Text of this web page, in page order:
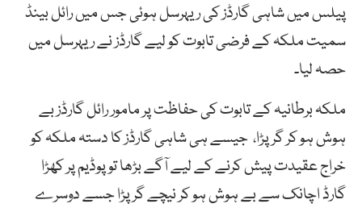
پیلس میں شاہی گارڈز کی ریہرسل ہوئی جس میں رائل بینڈ
سمیت ملکہ کے فرضی تابوت کو لیے گارڈز نے ریہرسل میں
حصہ لیا۔
ملکہ برطانیہ کے تابوت کی حفاظت پر مامور رائل گارڈز بے
ہوش ہو کر گر پڑا، جیسے ہی شاہی گارڈز کا دستہ ملکہ کو
خراج عقیدت پیش کرنے کے لیے آگے بڑھا تو پوڈیم پر کھڑا
گارڈ اچانک سے بے ہوش ہو کر نیچے گرپڑا جسے دوسرے